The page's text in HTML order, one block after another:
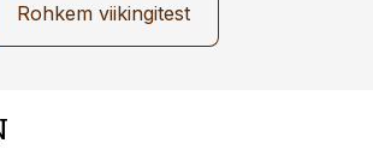
Rohkem viikingitest